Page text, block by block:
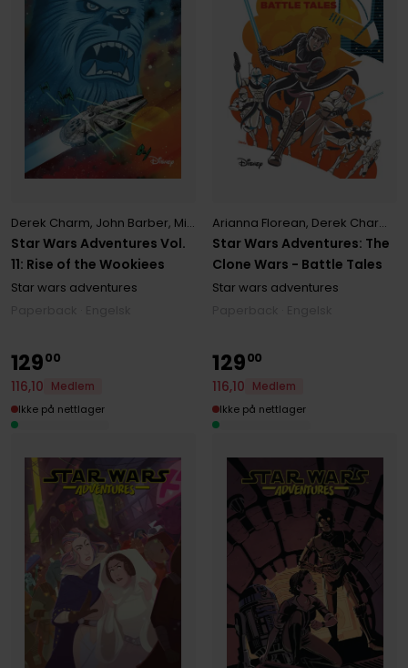
Star Wars Adventures Vol.
11: Rise of the Wookiees
Derek Charm, John Barber, Michael Moreci ,Tony Fleecs
Star wars adventures
Star Wars Adventures: The
Clone Wars - Battle Tales
Arianna Florean, Derek Charm
Star wars adventures
12900
116,10
Medlem
Ikke på nettlager
12900
116,10
Medlem
Ikke på nettlager